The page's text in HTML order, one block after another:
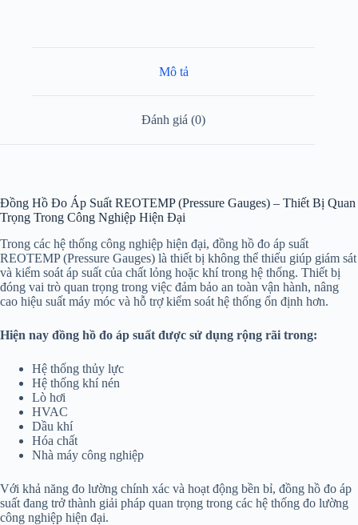
Mô tả
Đánh giá (0)
Đồng Hồ Đo Áp Suất REOTEMP (Pressure Gauges) – Thiết Bị Quan
Trọng Trong Công Nghiệp Hiện Đại
Trong các hệ thống công nghiệp hiện đại, đồng hồ đo áp suất
REOTEMP (Pressure Gauges) là thiết bị không thể thiếu giúp giám sát
và kiểm soát áp suất của chất lỏng hoặc khí trong hệ thống. Thiết bị
đóng vai trò quan trọng trong việc đảm bảo an toàn vận hành, nâng
cao hiệu suất máy móc và hỗ trợ kiểm soát hệ thống ổn định hơn.
Hiện nay đồng hồ đo áp suất được sử dụng rộng rãi trong:
Hệ thống thủy lực
Hệ thống khí nén
Lò hơi
HVAC
Dầu khí
Hóa chất
Nhà máy công nghiệp
Với khả năng đo lường chính xác và hoạt động bền bỉ, đồng hồ đo áp
suất đang trở thành giải pháp quan trọng trong các hệ thống đo lường
công nghiệp hiện đại.